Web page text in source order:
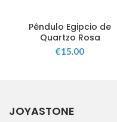
Pêndulo Egipcio de
Quartzo Rosa
€15.00
JOYASTONE